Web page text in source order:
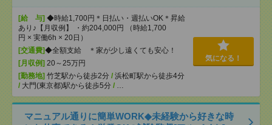
[給 与] ◆時給1,700円＊日払い・週払いOK＊昇給
あり♪【月収例】 ・約204,000円 （時給1,700
円 × 実働6h × 20日）
[交通費]◆全額支給 ＊家が少し遠くても安心！
[月収例] 20～25万円
[勤務地] 竹芝駅から徒歩2分 / 浜松町駅から徒歩4分
/ 大門(東京都)駅から徒歩5分 /
気になる！
マニュアル通りに簡単WORK◆未経験から好きな時